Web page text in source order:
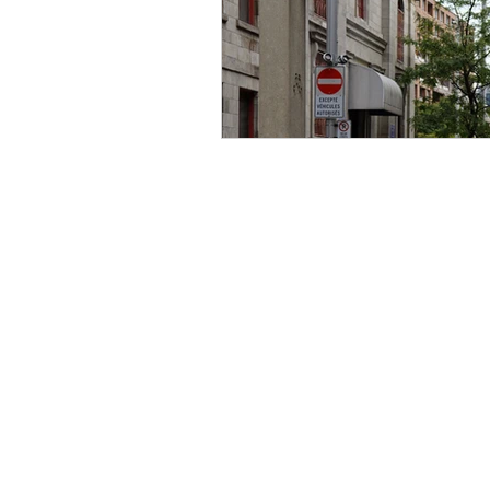
Centre de commerce mondial